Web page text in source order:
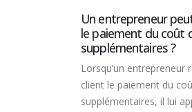
Contrôle technique :
roues aussi !
À compter du 15 avril,
technique devient
deux-roues, trois-roues